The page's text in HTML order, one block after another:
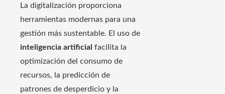
La digitalización proporciona
herramientas modernas para una
gestión más sustentable. El uso de
inteligencia artificial facilita la
optimización del consumo de
recursos, la predicción de
patrones de desperdicio y la